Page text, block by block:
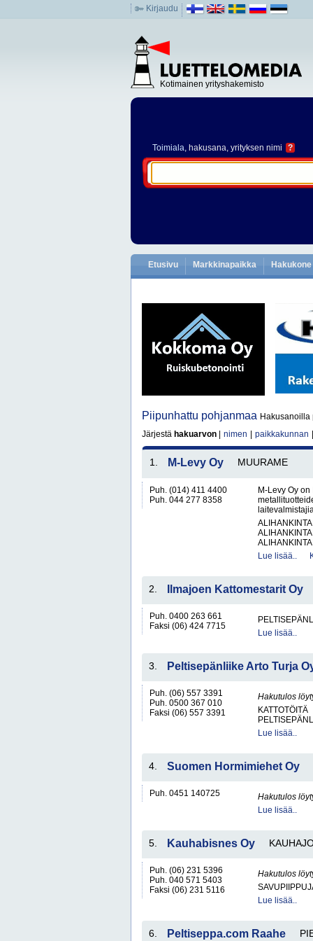
Kirjaudu
Kotimainen yrityshakemisto
Toimiala, hakusana, yrityksen nimi ?
Etusivu Markkinapaikka Hakukone
Piipunhattu pohjanmaa
Järjestä hakuarvon nimen paikkakunnan
1. M-Levy Oy MUURAME
Puh. (014) 411 4400
Puh. 044 277 8358
M-Levy Oy
Lue lisää..
2. Ilmajoen Kattomestarit Oy
Puh. 0400 263 661
Faksi (06) 424 7715
Lue lisää..
3. Peltisepänliike Arto Turja
Puh. (06) 557 3391
Puh. 0500 367 010
Faksi (06) 557 3391
Hakutulos
KATTOTÖITÄ
Lue lisää..
4. Suomen Hormimiehet Oy
Puh. 0451 140725
Hakutulos
Lue lisää..
5. Kauhabisnes Oy
Puh. (06) 231 5396
Puh. 040 571 5403
Faksi (06) 231 5116
Hakutulos
Lue lisää..
6. Peltiseppa.com Raahe